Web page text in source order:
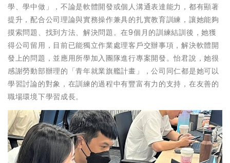
學、學中做」，不論是軟體開發或個人溝通表達能力，都有顯著
提升，配合公司理論與實務操作兼具的扎實教育訓練，讓她能夠
摸索問題、找到方法、解決問題。在9個月的訓練結訓後，她獲
得公司留用，目前已能獨立作業處理客戶交辦事項，解決軟體開
發上的問題，並應用所學加入團隊進行專案開發。怡君說，她很
感謝勞動部辦理的「青年就業旗艦計畫」，公司同仁都是她可以
學習討論的對象，在訓練的過程中有豐富有力的支持，在友善的
職場環境下學習成長。